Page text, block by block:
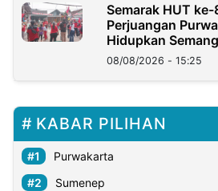
Semarak HUT ke-
Perjuangan
Hidupkan
08/08/2026 - 15:25
KABAR PILIHAN
Purwakarta
Sumenep